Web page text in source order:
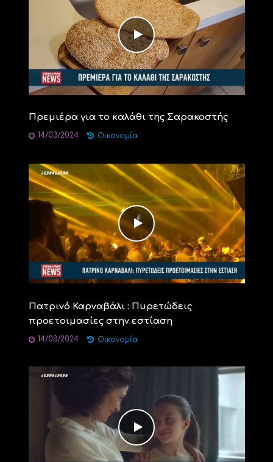
Πρεμιέρα για το καλάθι της Σαρακοστής
14/03/2024 Οικονομία
Πατρινό Καρναβάλι : Πυρετώδεις
προετοιμασίες στην εστίαση
14/03/2024 Οικονομία